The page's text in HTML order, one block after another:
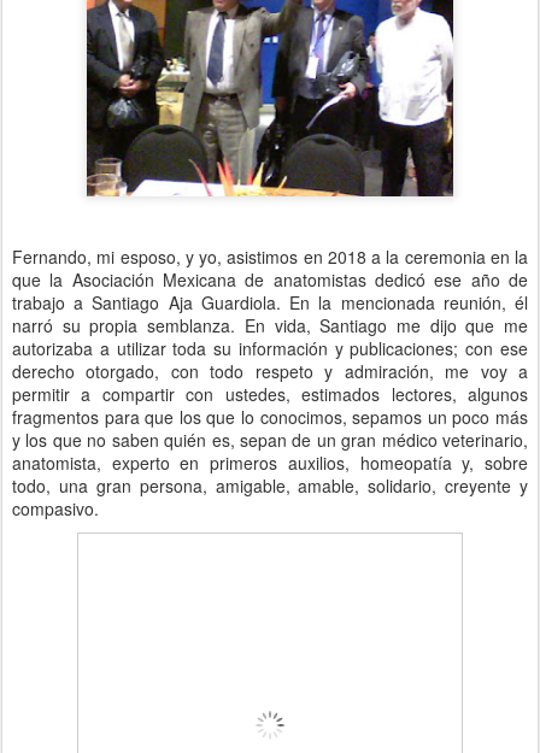
Fernando, mi esposo, y yo, asistimos en 2018 a la ceremonia en la
que la Asociación Mexicana de anatomistas dedicó ese año de
trabajo a Santiago Aja Guardiola. En la mencionada reunión, él
narró su propia semblanza. En vida, Santiago me dijo que me
autorizaba a utilizar toda su información y publicaciones; con ese
derecho otorgado, con todo respeto y admiración, me voy a
permitir a compartir con ustedes, estimados lectores, algunos
fragmentos para que los que lo conocimos, sepamos un poco más
y los que no saben quién es, sepan de un gran médico veterinario,
anatomista, experto en primeros auxilios, homeopatía y, sobre
todo, una gran persona, amigable, amable, solidario, creyente y
compasivo.